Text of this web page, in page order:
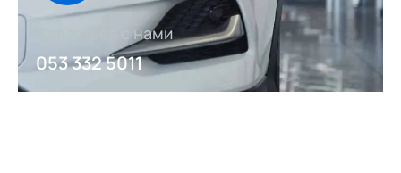
Связаться с нами
053 332 5011